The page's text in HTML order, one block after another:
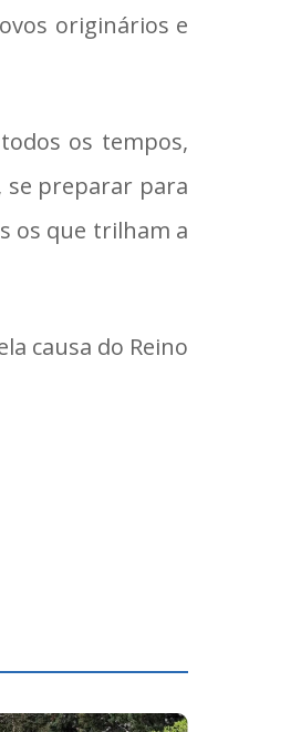
originários e
os tempos,
se preparar para
os que trilham a
causa do Reino